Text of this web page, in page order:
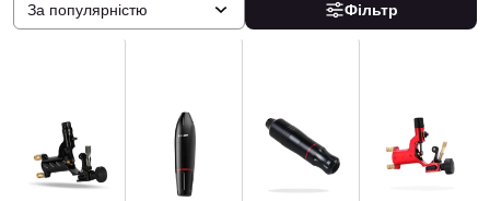
Фільтр
За популярністю